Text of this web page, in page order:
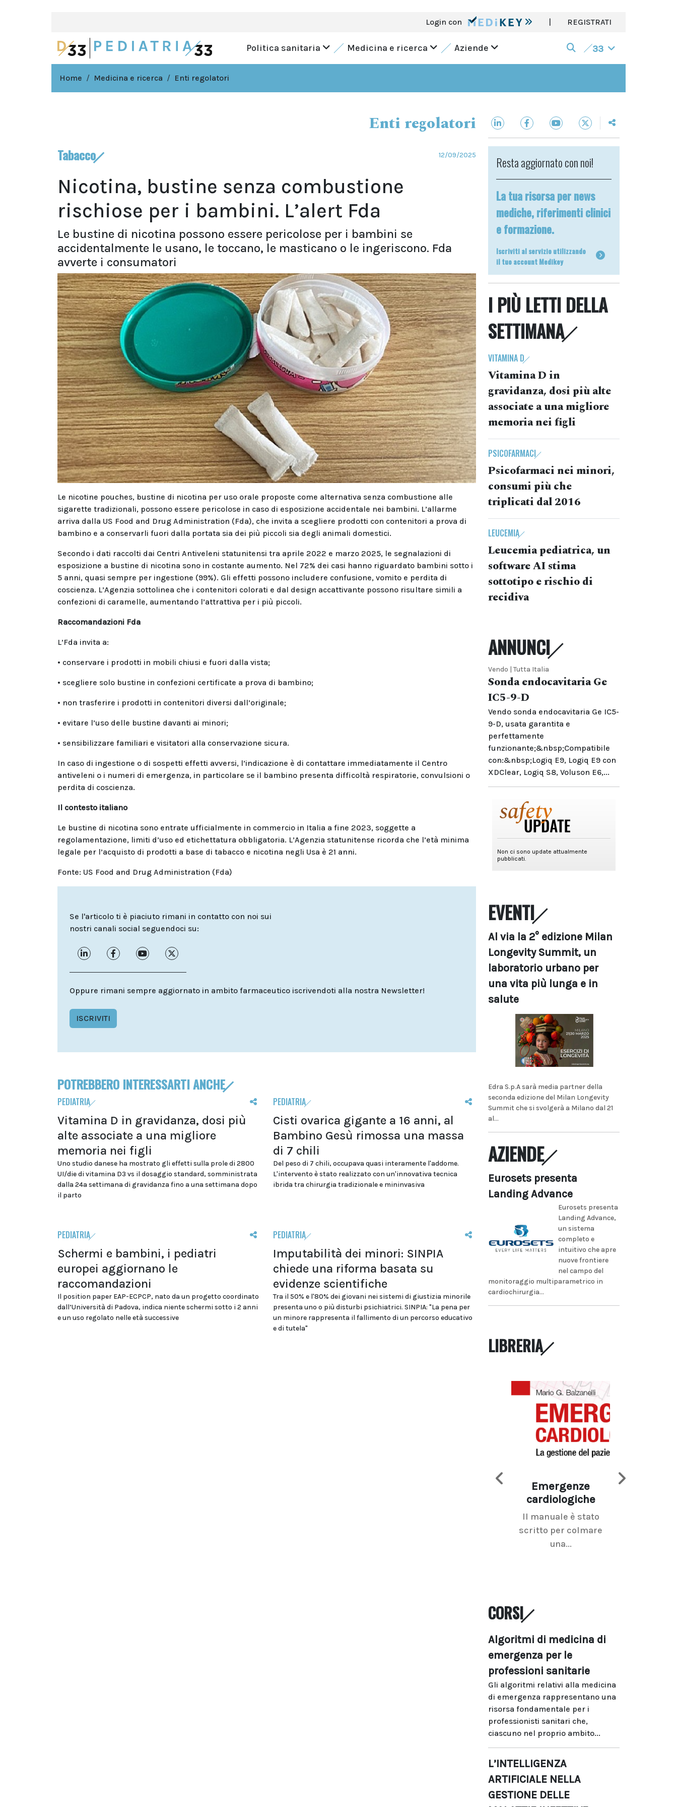
Login con | REGISTRATI
Politica sanitaria Medicina e ricerca Aziende 33
Home Medicina e ricerca Enti regolatori
Enti regolatori
Tabacco 12/09/2025
Nicotina, bustine senza combustione
rischiose per i bambini. L’alert Fda
Le bustine di nicotina possono essere pericolose per i bambini se
accidentalmente le usano, le toccano, le masticano o le ingeriscono. Fda
avverte i consumatori
Le nicotine pouches, bustine di nicotina per uso orale proposte come alternativa senza combustione alle
sigarette tradizionali, possono essere pericolose in caso di esposizione accidentale nei bambini. L’allarme
arriva dalla US Food and Drug Administration (Fda), che invita a scegliere prodotti con contenitori a prova di
bambino e a conservarli fuori dalla portata sia dei più piccoli sia degli animali domestici.
Secondo i dati raccolti dai Centri Antiveleni statunitensi tra aprile 2022 e marzo 2025, le segnalazioni di
esposizione a bustine di nicotina sono in costante aumento. Nel 72% dei casi hanno riguardato bambini sotto i
5 anni, quasi sempre per ingestione (99%). Gli effetti possono includere confusione, vomito e perdita di
coscienza. L’Agenzia sottolinea che i contenitori colorati e dal design accattivante possono risultare simili a
confezioni di caramelle, aumentando l’attrattiva per i più piccoli.
Raccomandazioni Fda
L’Fda invita a:
• conservare i prodotti in mobili chiusi e fuori dalla vista;
• scegliere solo bustine in confezioni certificate a prova di bambino;
• non trasferire i prodotti in contenitori diversi dall’originale;
• evitare l’uso delle bustine davanti ai minori;
• sensibilizzare familiari e visitatori alla conservazione sicura.
In caso di ingestione o di sospetti effetti avversi, l’indicazione è di contattare immediatamente il Centro
antiveleni o i numeri di emergenza, in particolare se il bambino presenta difficoltà respiratorie, convulsioni o
perdita di coscienza.
Il contesto italiano
Le bustine di nicotina sono entrate ufficialmente in commercio in Italia a fine 2023, soggette a
regolamentazione, limiti d’uso ed etichettatura obbligatoria. L’Agenzia statunitense ricorda che l’età minima
legale per l’acquisto di prodotti a base di tabacco e nicotina negli Usa è 21 anni.
Fonte: US Food and Drug Administration (Fda)
Se l'articolo ti è piaciuto rimani in contatto con noi sui
nostri canali social seguendoci su:
Oppure rimani sempre aggiornato in ambito farmaceutico iscrivendoti alla nostra Newsletter!
ISCRIVITI
POTREBBERO INTERESSARTI ANCHE
PEDIATRIA
Vitamina D in gravidanza, dosi più
alte associate a una migliore
memoria nei figli
Uno studio danese ha mostrato gli effetti sulla prole di 2800
UI/die di vitamina D3 vs il dosaggio standard, somministrata
dalla 24a settimana di gravidanza fino a una settimana dopo
il parto
PEDIATRIA
Cisti ovarica gigante a 16 anni, al
Bambino Gesù rimossa una massa
di 7 chili
Del peso di 7 chili, occupava quasi interamente l'addome.
L'intervento è stato realizzato con un'innovativa tecnica
ibrida tra chirurgia tradizionale e mininvasiva
PEDIATRIA
Schermi e bambini, i pediatri
europei aggiornano le
raccomandazioni
Il position paper EAP-ECPCP, nato da un progetto coordinato
dall’Università di Padova, indica niente schermi sotto i 2 anni
e un uso regolato nelle età successive
PEDIATRIA
Imputabilità dei minori: SINPIA
chiede una riforma basata su
evidenze scientifiche
Tra il 50% e l'80% dei giovani nei sistemi di giustizia minorile
presenta uno o più disturbi psichiatrici. SINPIA: "La pena per
un minore rappresenta il fallimento di un percorso educativo
e di tutela"
Resta aggiornato con noi!
La tua risorsa per news
mediche, riferimenti clinici
e formazione.
Iscriviti al servizio utilizzando
il tuo account Medikey
I PIÙ LETTI DELLA
SETTIMANA
VITAMINA D
Vitamina D in
gravidanza, dosi più alte
associate a una migliore
memoria nei figli
PSICOFARMACI
Psicofarmaci nei minori,
consumi più che
triplicati dal 2016
LEUCEMIA
Leucemia pediatrica, un
software AI stima
sottotipo e rischio di
recidiva
ANNUNCI
Vendo | Tutta Italia
Sonda endocavitaria Ge
IC5-9-D
Vendo sonda endocavitaria Ge IC5-
9-D, usata garantita e
perfettamente
funzionante;&nbsp;Compatibile
con:&nbsp;Logiq E9, Logiq E9 con
XDClear, Logiq S8, Voluson E6,...
EVENTI
Al via la 2° edizione Milan
Longevity Summit, un
laboratorio urbano per
una vita più lunga e in
salute
Edra S.p.A sarà media partner della
seconda edizione del Milan Longevity
Summit che si svolgerà a Milano dal 21
al...
AZIENDE
Eurosets presenta
Landing Advance
Eurosets presenta
Landing Advance,
un sistema
completo e
intuitivo che apre
nuove frontiere
nel campo del
monitoraggio multiparametrico in
cardiochirurgia...
LIBRERIA
Emergenze
cardiologiche
Il manuale è stato
scritto per colmare
una...
CORSI
Algoritmi di medicina di
emergenza per le
professioni sanitarie
Gli algoritmi relativi alla medicina
di emergenza rappresentano una
risorsa fondamentale per i
professionisti sanitari che,
ciascuno nel proprio ambito...
L’INTELLIGENZA
ARTIFICIALE NELLA
GESTIONE DELLE